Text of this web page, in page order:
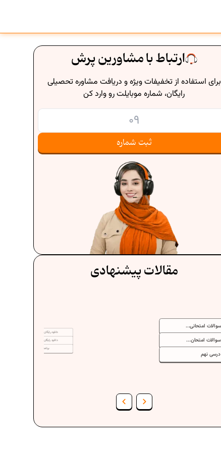
ارتباط با مشاورین پرش
برای استفاده از تخفیفات ویژه و دریافت مشاوره تحصیلی
رایگان، شماره موبایلت رو وارد کن
ثبت شماره
مقالات پیشنهادی
فرمول حجم اشکال هندسی در ریاضیات
برنامه‌ ریزی درسی هفتم